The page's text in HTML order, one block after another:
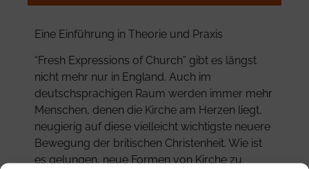
Eine Einführung in Theorie und Praxis
“Fresh Expressions of Church” gibt es längst
nicht mehr nur in England. Auch im
deutschsprachigen Raum werden immer mehr
Menschen, denen die Kirche am Herzen liegt,
neugierig auf diese vielleicht wichtigste neuere
Bewegung der britischen Christenheit. Wie ist
es gelungen, neue Formen von Kirche zu